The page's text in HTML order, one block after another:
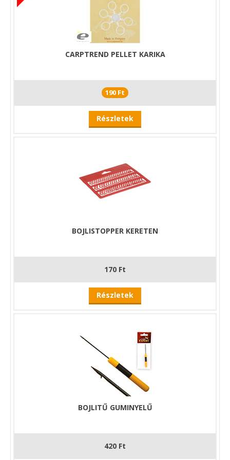
CARPTREND PELLET KARIKA
190 Ft
Részletek
BOJLISTOPPER KERETEN
170 Ft
Részletek
BOJLITŰ GUMINYELŰ
420 Ft